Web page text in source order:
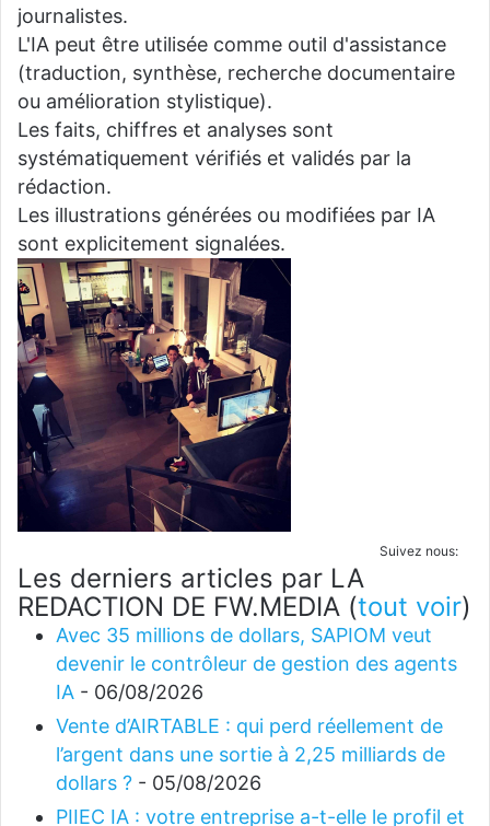
journalistes.
L'IA peut être utilisée comme outil d'assistance
(traduction, synthèse, recherche documentaire
ou amélioration stylistique).
Les faits, chiffres et analyses sont
systématiquement vérifiés et validés par la
rédaction.
Les illustrations générées ou modifiées par IA
sont explicitement signalées.
Suivez nous:
Les derniers articles par LA
REDACTION DE FW.MEDIA (tout voir)
Avec 35 millions de dollars, SAPIOM veut
devenir le contrôleur de gestion des agents
IA - 06/08/2026
Vente d’AIRTABLE : qui perd réellement de
l’argent dans une sortie à 2,25 milliards de
dollars ? - 05/08/2026
PIIEC IA : votre entreprise a-t-elle le profil et